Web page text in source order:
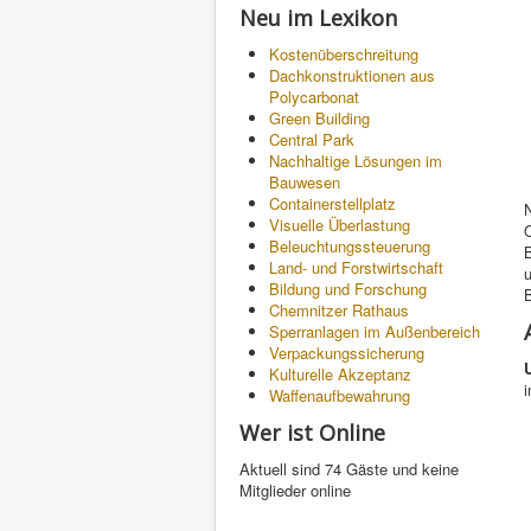
Neu im Lexikon
Kostenüberschreitung
Dachkonstruktionen aus
Polycarbonat
Green Building
Central Park
Nachhaltige Lösungen im
Bauwesen
Containerstellplatz
Visuelle Überlastung
Beleuchtungssteuerung
Land- und Forstwirtschaft
Bildung und Forschung
Chemnitzer Rathaus
Sperranlagen im Außenbereich
Verpackungssicherung
Kulturelle Akzeptanz
Waffenaufbewahrung
Wer ist Online
Aktuell sind 74 Gäste und keine
Mitglieder online